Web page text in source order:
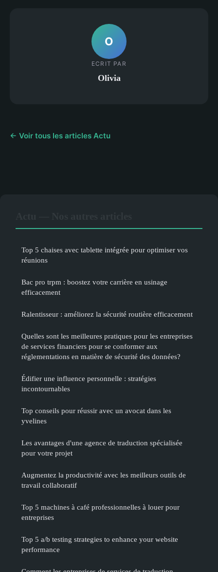
O
ECRIT PAR
Olivia
← Voir tous les articles Actu
Top 5 chaises avec tablette intégrée pour optimiser vos
réunions
Bac pro trpm : boostez votre carrière en usinage
efficacement
Ralentisseur : améliorez la sécurité routière efficacement
Quelles sont les meilleures pratiques pour les entreprises
de services financiers pour se conformer aux
réglementations en matière de sécurité des données?
Édifier une influence personnelle : stratégies
incontournables
Top conseils pour réussir avec un avocat dans les
yvelines
Les avantages d'une agence de traduction spécialisée
pour votre projet
Augmentez la productivité avec les meilleurs outils de
travail collaboratif
Top 5 machines à café professionnelles à louer pour
entreprises
Top 5 a/b testing strategies to enhance your website
performance